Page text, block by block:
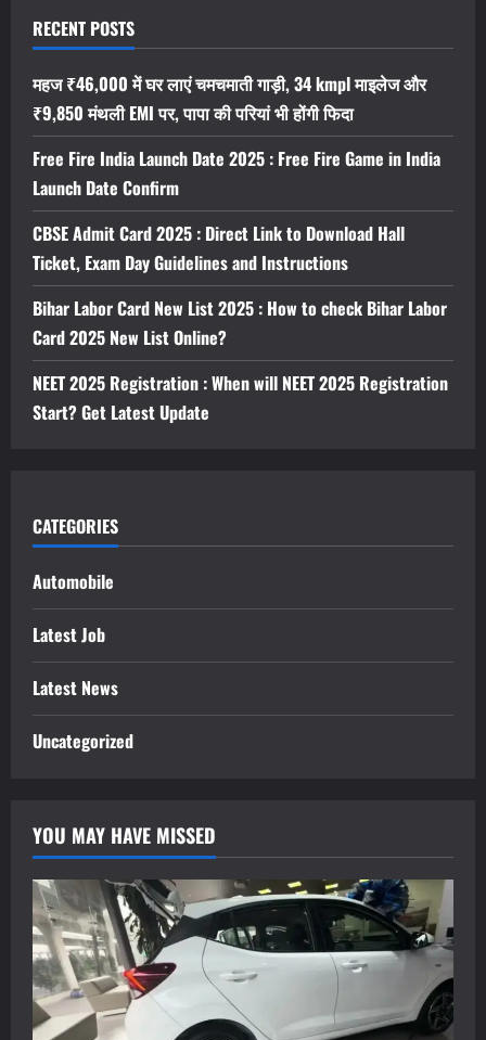
RECENT POSTS
महज ₹46,000 में घर लाएं चमचमाती गाड़ी, 34 kmpl माइलेज और
₹9,850 मंथली EMI पर, पापा की परियां भी होंगी फिदा
Free Fire India Launch Date 2025 : Free Fire Game in India
Launch Date Confirm
CBSE Admit Card 2025 : Direct Link to Download Hall
Ticket, Exam Day Guidelines and Instructions
Bihar Labor Card New List 2025 : How to check Bihar Labor
Card 2025 New List Online?
NEET 2025 Registration : When will NEET 2025 Registration
Start? Get Latest Update
CATEGORIES
Automobile
Latest Job
Latest News
Uncategorized
YOU MAY HAVE MISSED